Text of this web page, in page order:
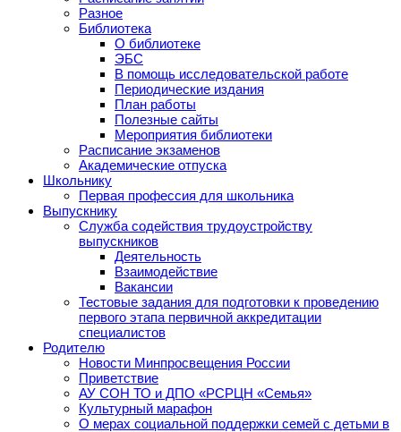
Разное
Библиотека
О библиотеке
ЭБС
В помощь исследовательской работе
Периодические издания
План работы
Полезные сайты
Мероприятия библиотеки
Расписание экзаменов
Академические отпуска
Школьнику
Первая профессия для школьника
Выпускнику
Служба содействия трудоустройству
выпускников
Деятельность
Взаимодействие
Вакансии
Тестовые задания для подготовки к проведению
первого этапа первичной аккредитации
специалистов
Родителю
Новости Минпросвещения России
Приветствие
АУ СОН ТО и ДПО «РСРЦН «Семья»
Культурный марафон
О мерах социальной поддержки семей с детьми в